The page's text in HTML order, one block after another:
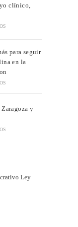
clínico,
para seguir
en la
y
Ley